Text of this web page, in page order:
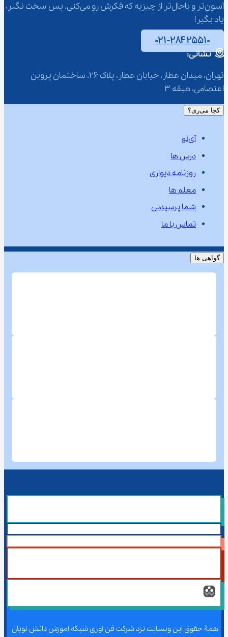
آسون‌تر و باحال‌تر از چیزیه که فکرش رو می‌کنی. پس سخت نگیر،
یاد بگیر!
۰۲۱-۲۸۴۲۵۵۱۰
نشانی:
تهران، میدان عطار، خیابان عطار، پلاک 26، ساختمان پروین
اعتصامی، طبقه 3
کجا می‌ری؟
آی‌نو
درس ها
روزنامه دیواری
معلم ها
شما پرسیدین
تماس با ما
گواهی ها
همۀ حقوق این وبسایت نزد شرکت فن آوری شبکه آموزش دانش نویان